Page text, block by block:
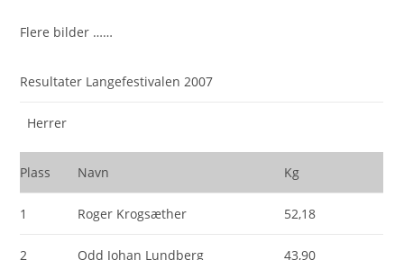
Flere bilder ……
Resultater Langefestivalen 2007
Herrer
Plass Navn Kg
1 Roger Krogsæther 52,18
2 Odd Johan Lundberg 43,90